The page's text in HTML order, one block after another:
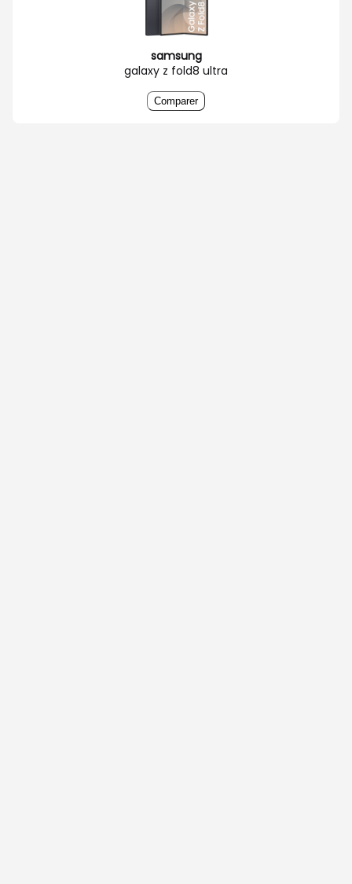
samsung
galaxy z fold8 ultra
Comparer